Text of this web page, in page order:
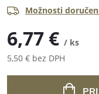
Možnosti
6,77 € / ks
5,50 € bez DPH